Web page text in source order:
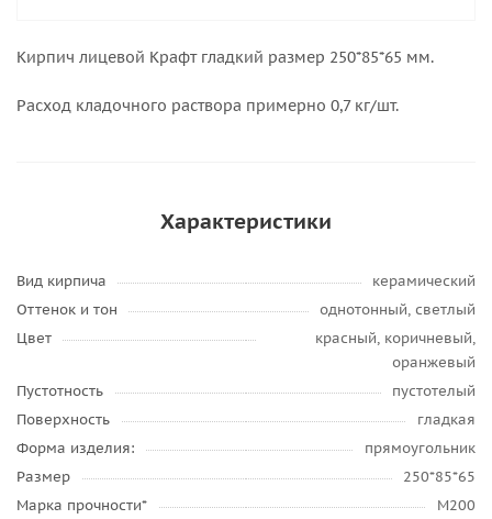
Кирпич лицевой Крафт гладкий размер 250*85*65 мм.
Расход кладочного раствора примерно 0,7 кг/шт.
Характеристики
Вид кирпича
керамический
Оттенок и тон
однотонный, светлый
Цвет
красный, коричневый,
оранжевый
Пустотность
пустотелый
Поверхность
гладкая
Форма изделия:
прямоугольник
Размер
250*85*65
Марка прочности*
М200